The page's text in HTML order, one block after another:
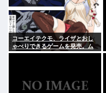
コーエイテクモ、ライザとおし
ゃべりできるゲームを発売。ム
チムチムワァ